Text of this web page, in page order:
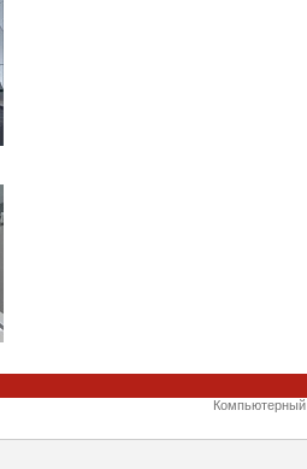
Компьютерный